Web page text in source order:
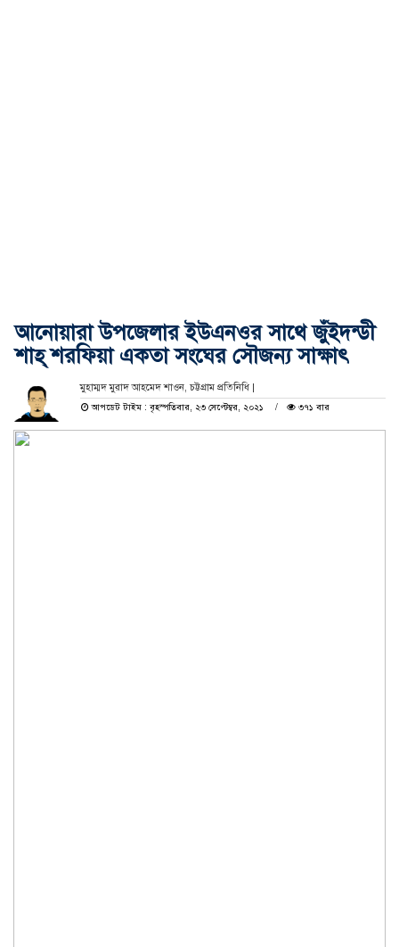
আনোয়ারা উপজেলার ইউএনওর সাথে জুঁইদন্ডী
শাহ্ শরফিয়া একতা সংঘের সৌজন্য সাক্ষাৎ
মুহাম্মদ মুরাদ আহমেদ শাওন, চট্টগ্রাম প্রতিনিধি |
আপডেট টাইম : বৃহস্পতিবার, ২৩ সেপ্টেম্বর, ২০২১
৩৭১ বার